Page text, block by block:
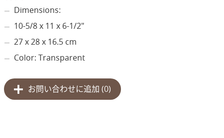
Dimensions:
10-5/8 x 11 x 6-1/2"
27 x 28 x 16.5 cm
Color: Transparent
お問い合わせに追加 (0)